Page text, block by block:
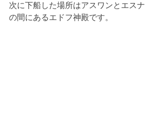
次に下船した場所はアスワンとエスナ
の間にあるエドフ神殿です。